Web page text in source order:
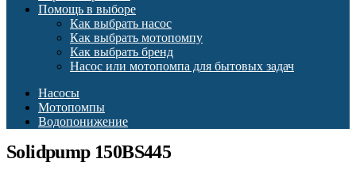
Помощь в выборе
Как выбрать насос
Как выбрать мотопомпу
Как выбрать бренд
Насос или мотопомпа для бытовых задач
Насосы
Мотопомпы
Водопонижение
Solidpump 150BS445